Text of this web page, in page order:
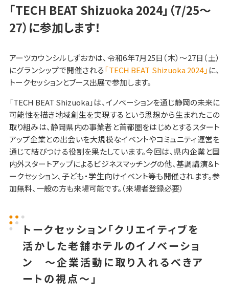
「TECH BEAT Shizuoka 2024」（7/25～
27）に参加します！
アーツカウンシルしずおかは、令和6年7月25日（木）～27日（土）
にグランシップで開催される「TECH BEAT Shizuoka 2024」 に、
トークセッションとブース出展で参加します。
「TECH BEAT Shizuoka」は、イノベーションを通じ静岡の未来に
可能性を描き地域創生を実現するという思想から生まれたこの
取り組みは、静岡県内の事業者と首都圏をはじめとするスタート
アップ企業との出会いを大規模なイベントやコミュニティ運営を
通じて結びつける役割を果たしています。今回は、県内企業と国
内外スタートアップによるビジネスマッチングの他、基調講演＆ト
ークセッション、子ども・学生向けイベント等も開催されます。参
加無料、一般の方も来場可能です。（来場者登録必要）
トークセッション「クリエイティブを
活かした老舗ホテルのイノベーショ
ン ～企業活動に取り入れるべきア
ートの視点～」